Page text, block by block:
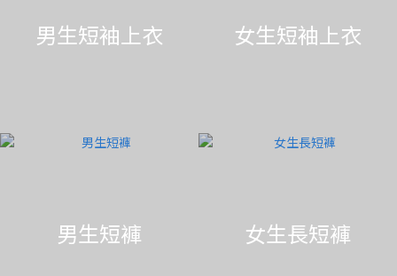
男生短袖上衣 女生短袖上衣
男生短褲 女生長短褲